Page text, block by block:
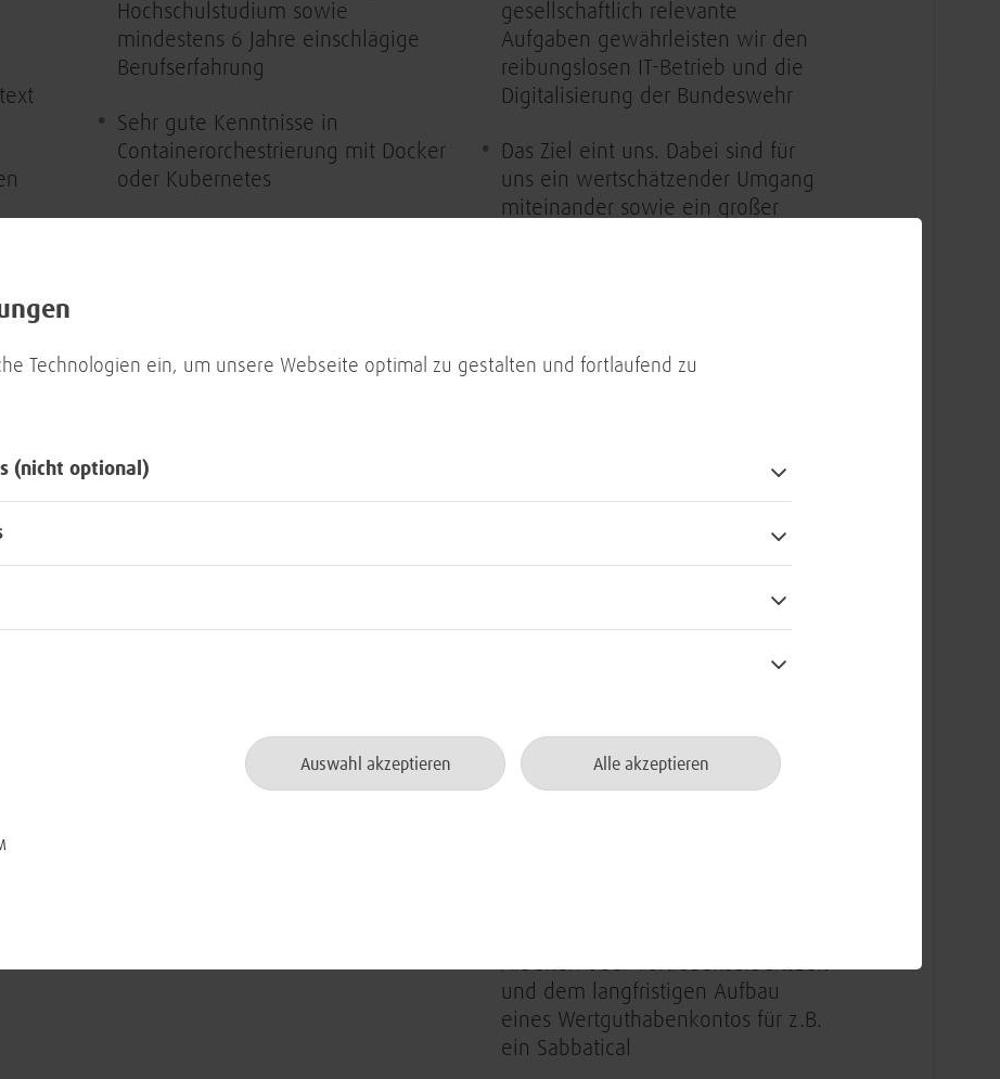
Technologien ein, um unsere Webseite optimal zu gestalten und fortlaufend zu
(nicht optional)
Auswahl akzeptieren Alle akzeptieren
,
Hochschulstudium sowie
mindestens 6 Jahre einschlägige
Berufserfahrung
Sehr gute Kenntnisse in
Containerorchestrierung mit Docker
oder Kubernetes
Gute Kenntnisse in der
Gute Linuxkenntnisse
wünschenswert
Verhandlungssichere Deutsch-
sowie gute Englischkenntnisse
gesellschaftlich relevante
Aufgaben gewährleisten wir den
reibungslosen IT-Betrieb und die
Digitalisierung der Bundeswehr
Das Ziel eint uns. Dabei sind für
uns ein wertschätzender Umgang
miteinander sowie ein großer
auf deinem Verantwortungsbereich
betriebliche Altersvorsorge
Du startest grundsätzlich mit 30
Tagen Jahresurlaub mit Option auf
Über unsere Benefit-App stehen dir
ein monatliches Guthaben und
Steuervergünstigungen auf Tickets
Arbeiten oder Vertrauensarbeitszeit
und dem langfristigen Aufbau
eines Wertguthabenkontos für z.B.
ein Sabbatical